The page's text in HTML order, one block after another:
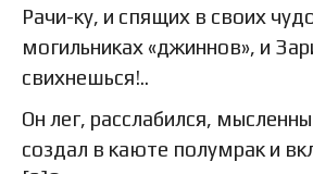
Рачи-ку, и спящих в своих
могильниках «джиннов», и
свихнешься!..
Он лег, расслабился,
создал в каюте полумрак и